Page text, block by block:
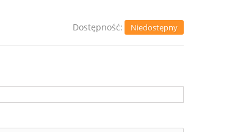
Dostępność: Niedostępny